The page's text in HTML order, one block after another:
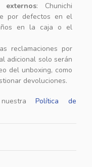
externos: Chunichi
por defectos en el
en la caja o el
reclamaciones por
adicional solo serán
del unboxing, como
devoluciones.
Política de